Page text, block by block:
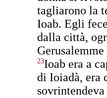
tagliarono la
Ioab. Egli
dalla città,
23Ioab era a
di Ioiadà, era